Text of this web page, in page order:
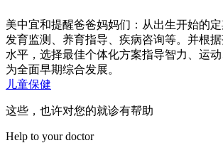
美中宜和提醒爸爸妈妈们：从出生开始的
发育监测、养育指导、疾病咨询等。并根
水平，选择最佳个体化方案指导智力、运
为全面早期综合发展。
儿童保健
这些，也许对您的就诊有帮助
Help to your doctor